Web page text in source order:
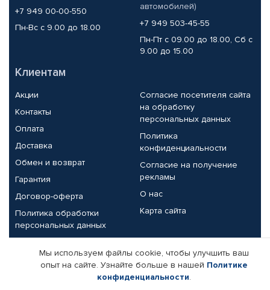
+7 949 00-00-550
Пн-Вс с 9.00 до 18.00
автомобилей)
+7 949 503-45-55
Пн-Пт с 09.00 до 18.00, Сб с
9.00 до 15.00
Клиентам
Акции
Контакты
Оплата
Доставка
Обмен и возврат
Гарантия
Договор-оферта
Политика обработки
персональных данных
Согласие посетителя сайта
на обработку
персональных данных
Политика
конфиденциальности
Согласие на получение
рекламы
О нас
Карта сайта
Партнерам
Корпоративным клиентам
Реквизиты компании
Мы используем файлы cookie, чтобы улучшить ваш
опыт на сайте. Узнайте больше в нашей Политике
конфиденциальности.